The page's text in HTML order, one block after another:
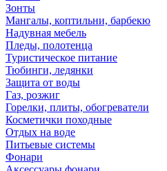
Зонты
Мангалы, коптильни, барбекю
Надувная мебель
Пледы, полотенца
Туристическое питание
Тюбинги, ледянки
Защита от воды
Газ, розжиг
Горелки, плиты, обогреватели
Косметички походные
Отдых на воде
Питьевые системы
Фонари